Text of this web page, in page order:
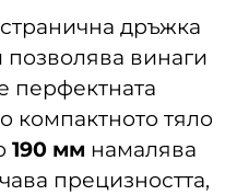
дръжка
позволява винаги
перфектната
компактното тяло
190 мм намалява
прецизността,